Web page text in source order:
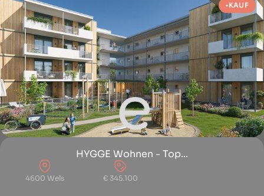
KAUF
HYGGE Wohnen - Top...
4600 Wels € 345.100